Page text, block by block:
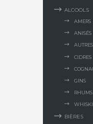
ALCOOLS
AMERS
ANISÉS
CIDRES
GINS
RHUMS
BIÈRES